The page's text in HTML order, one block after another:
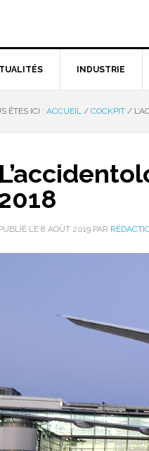
INDUSTRIE
ÊTES ICI : ACCUEIL / COCKPIT /
LE 8 AOÛT 2019 PAR